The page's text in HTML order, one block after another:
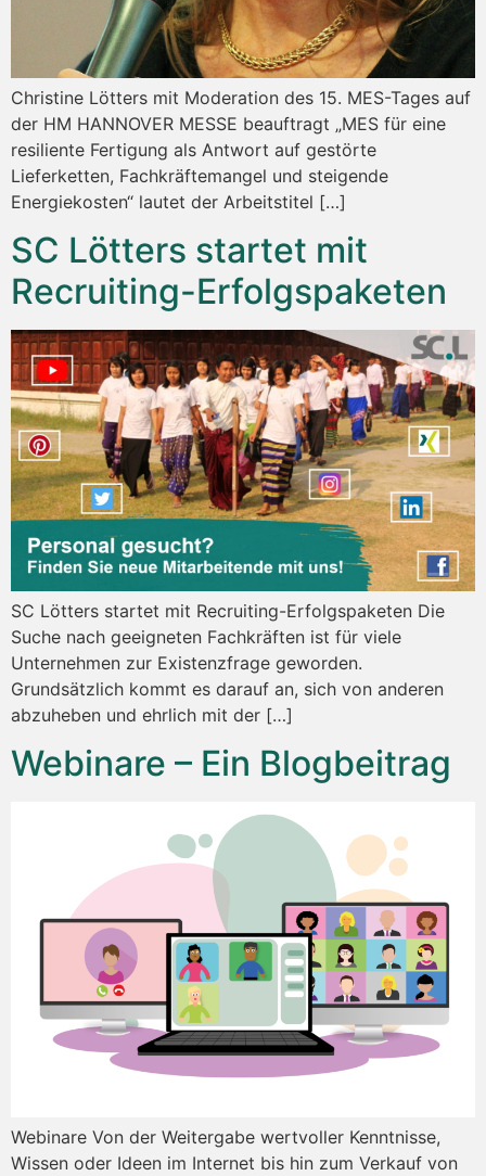
Christine Lötters mit Moderation des 15. MES-Tages auf
der HM HANNOVER MESSE beauftragt „MES für eine
resiliente Fertigung als Antwort auf gestörte
Lieferketten, Fachkräftemangel und steigende
Energiekosten“ lautet der Arbeitstitel […]
SC Lötters startet mit
Recruiting-Erfolgspaketen
SC Lötters startet mit Recruiting-Erfolgspaketen Die
Suche nach geeigneten Fachkräften ist für viele
Unternehmen zur Existenzfrage geworden.
Grundsätzlich kommt es darauf an, sich von anderen
abzuheben und ehrlich mit der […]
Webinare – Ein Blogbeitrag
Webinare Von der Weitergabe wertvoller Kenntnisse,
Wissen oder Ideen im Internet bis hin zum Verkauf von